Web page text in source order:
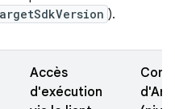
).
Accès
d'exécution